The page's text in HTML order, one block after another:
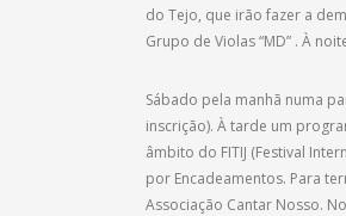
do Tejo, que irão fazer a
Grupo de Violas “MD” . À
Sábado pela manhã numa
inscrição). À tarde um
âmbito do FITIJ (Festival
por Encadeamentos. Para
Associação Cantar Nosso.